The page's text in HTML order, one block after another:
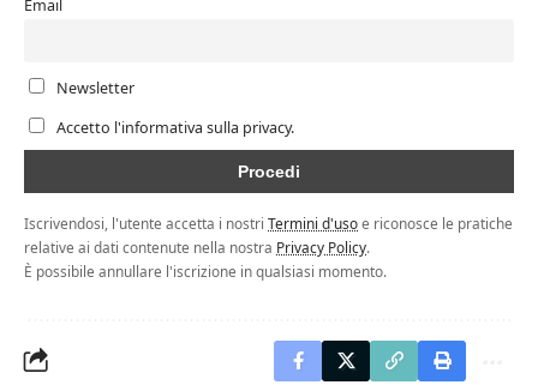
Email
Newsletter
Accetto l'informativa sulla privacy.
Iscrivendosi, l'utente accetta i nostri Termini d'usoe riconosce le pratiche
relative ai dati contenute nella nostra Privacy Policy.
È possibile annullare l'iscrizione in qualsiasi momento.